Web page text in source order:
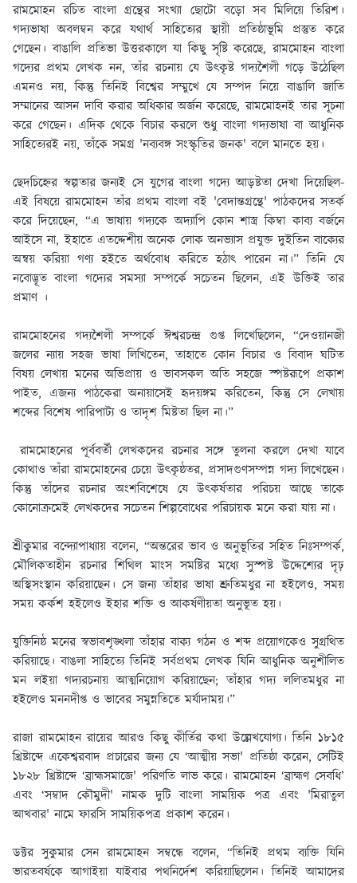
রামমোহন রচিত বাংলা গ্রন্থের সংখ্যা ছোটো বড়ো সব মিলিয়ে তিরিশ।
গদ্যভাষা অবলম্বন করে যথার্থ সাহিত্যের স্থায়ী প্রতিষ্ঠাভূমি প্রস্তুত করে
গেছেন। বাঙালি প্রতিভা উত্তরকালে যা কিছু সৃষ্টি করেছে, রামমোহন বাংলা
গদ্যের প্রথম লেখক নন, তাঁর রচনায় যে উৎকৃষ্ট গদ্যশৈলী গড়ে উঠেছিল
এমনও নয়, কিন্তু তিনিই বিশ্বের সম্মুখে যে সম্পদ নিয়ে বাঙালি জাতি
সম্মানের আসন দাবি করার অধিকার অর্জন করেছে, রামমোহনই তার সূচনা
করে গেছেন। এদিক থেকে বিচার করলে শুধু বাংলা গদ্যভাষা বা আধুনিক
সাহিত্যেরই নয়, তাঁকে সমগ্র 'নব্যবঙ্গ সংস্কৃতির জনক' বলে মানতে হয়।
ছেদচিহ্নের স্বল্পতার জন্যই সে যুগের বাংলা গদ্যে আড়ষ্টতা দেখা দিয়েছিল-
এই বিষয়ে রামমোহন তাঁর প্রথম বাংলা বই 'বেদান্তগ্রন্থে' পাঠকদের সতর্ক
করে দিয়েছেন, “এ ভাষায় গদ্যকে অদ্যাপি কোন শাস্ত্র কিম্বা কাব্য বর্জনে
আইসে না, ইহাতে এতদ্দেশীয় অনেক লোক অনভ্যাস প্রযুক্ত দুইতিন বাক্যের
অন্বয় করিয়া গণ্য হইতে অর্থবোধ করিতে হঠাৎ পারেন না।” তিনি যে
নবোদ্ভূত বাংলা গদ্যের সমস্যা সম্পর্কে সচেতন ছিলেন, এই উক্তিই তার
প্রমাণ ।
রামমোহনের গদ্যশৈলী সম্পর্কে ঈশ্বরচন্দ্র গুপ্ত লিখেছিলেন, “দেওয়ানজী
জলের ন্যায় সহজ ভাষা লিখিতেন, তাহাতে কোন বিচার ও বিবাদ ঘটিত
বিষয় লেখায় মনের অভিপ্রায় ও ভাবসকল অতি সহজে স্পষ্টরূপে প্রকাশ
পাইত, এজন্য পাঠকেরা অনায়াসেই হৃদয়ঙ্গম করিতেন, কিন্তু সে লেখায়
শব্দের বিশেষ পারিপাট্য ও তাদৃশ মিষ্টতা ছিল না।”
রামমোহনের পূর্ববর্তী লেখকদের রচনার সঙ্গে তুলনা করলে দেখা যাবে
কোথাও তাঁরা রামমোহনের চেয়ে উৎকৃষ্ঠতর, প্রসাদগুণসম্পন্ন গদ্য লিখেছেন।
কিন্তু তাঁদের রচনার অংশবিশেষে যে উৎকর্ষতার পরিচয় আছে তাকে
কোনোক্রমেই লেখকদের সচেতন শিল্পবোধের পরিচায়ক মনে করা যায় না।
শ্রীকুমার বন্দ্যোপাধ্যায় বলেন, “অন্তরের ভাব ও অনুভূতির সহিত নিঃসম্পর্ক,
মৌলিকতাহীন রচনার শিথিল মাংস সমষ্টির মধ্যে সুস্পষ্ট উদ্দেশ্যের দৃঢ়
অস্থিসংস্থান করিয়াছেন। সে জন্য তাঁহার ভাষা শ্রুতিমধুর না হইলেও, সময়
সময় কর্কশ হইলেও ইহার শক্তি ও আকর্ষণীয়তা অনুভূত হয়।
যুক্তিনিষ্ঠ মনের স্বভাবশৃঙ্খলা তাঁহার বাক্য গঠন ও শব্দ প্রয়োগকেও সুগ্রথিত
করিয়াছে। বাঙলা সাহিত্যে তিনিই সর্বপ্রথম লেখক যিনি আধুনিক অনুশীলিত
মন লইয়া গদ্যরচনায় আত্মনিয়োগ করিয়াছেন; তাঁহার গদ্য ললিতমধুর না
হইলেও মননদীপ্ত ও ভাবের সমুন্নতিতে মর্যাদাময়।”
রাজা রামমোহন রায়ের আরও কিছু কীর্তির কথা উল্লেখযোগ্য। তিনি ১৮১৫
খ্রিষ্টাব্দে একেশ্বরবাদ প্রচারের জন্য যে ‘আত্মীয় সভা' প্রতিষ্ঠা করেন, সেটিই
১৮২৮ খ্রিষ্টাব্দে ‘ব্রাহ্মসমাজে' পরিণতি লাভ করে। রামমোহন ‘ব্রাহ্মণ সেবধি’
এবং ‘সম্বাদ কৌমুদী' নামক দুটি বাংলা সাময়িক পত্র এবং 'মিরাতুল
আখবার' নামে ফারসি সাময়িকপত্র প্রকাশ করেন।
ডক্টর সুকুমার সেন রামমোহন সম্বন্ধে বলেন, “তিনিই প্রথম ব্যক্তি যিনি
ভারতবর্ষকে আগাইয়া যাইবার পথনির্দেশ করিয়াছিলেন। তিনিই আমাদের